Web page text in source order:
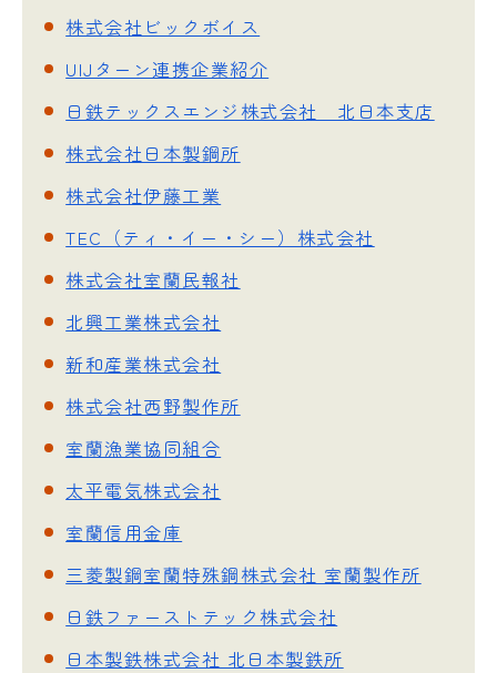
株式会社ビックボイス
UIJターン連携企業紹介
日鉄テックスエンジ株式会社 北日本支店
株式会社日本製鋼所
株式会社伊藤工業
TEC（ティ・イー・シー）株式会社
株式会社室蘭民報社
北興工業株式会社
新和産業株式会社
株式会社西野製作所
室蘭漁業協同組合
太平電気株式会社
室蘭信用金庫
三菱製鋼室蘭特殊鋼株式会社 室蘭製作所
日鉄ファーストテック株式会社
日本製鉄株式会社 北日本製鉄所